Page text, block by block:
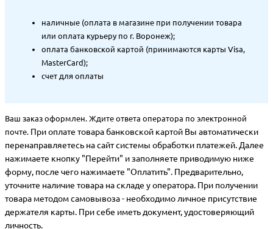
наличные (оплата в магазине при получении товара
или оплата курьеру по г. Воронеж);
оплата банковской картой (принимаются карты Visa,
MasterCard);
счет для оплаты
Ваш заказ оформлен. Ждите ответа оператора по электронной
почте. При оплате товара банковской картой Вы автоматически
перенаправляетесь на сайт системы обработки платежей. Далее
нажимаете кнопку "Перейти" и заполняете приводимую ниже
форму, после чего нажимаете "Оплатить". Предварительно,
уточните наличие товара на складе у оператора. При получении
товара методом самовывоза - необходимо личное присутствие
держателя карты. При себе иметь документ, удостоверяющий
личность.